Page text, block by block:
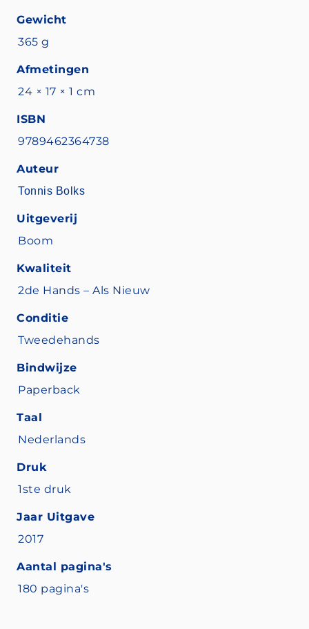
Gewicht
365 g
Afmetingen
24 × 17 × 1 cm
ISBN
9789462364738
Auteur
Tonnis Bolks
Uitgeverij
Boom
Kwaliteit
2de Hands – Als Nieuw
Conditie
Tweedehands
Bindwijze
Paperback
Taal
Nederlands
Druk
1ste druk
Jaar Uitgave
2017
Aantal pagina's
180 pagina's